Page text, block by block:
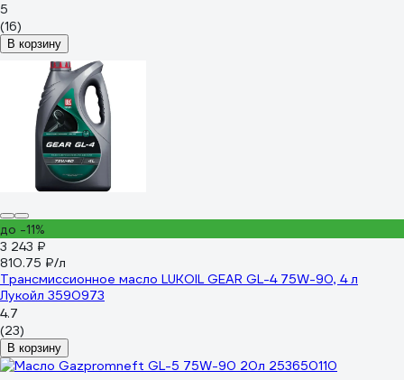
5
(16)
В корзину
до -11%
3 243 ₽
810.75 ₽/л
Трансмиссионное масло LUKOIL GEAR GL-4 75W-90, 4 л
Лукойл 3590973
4.7
(23)
В корзину